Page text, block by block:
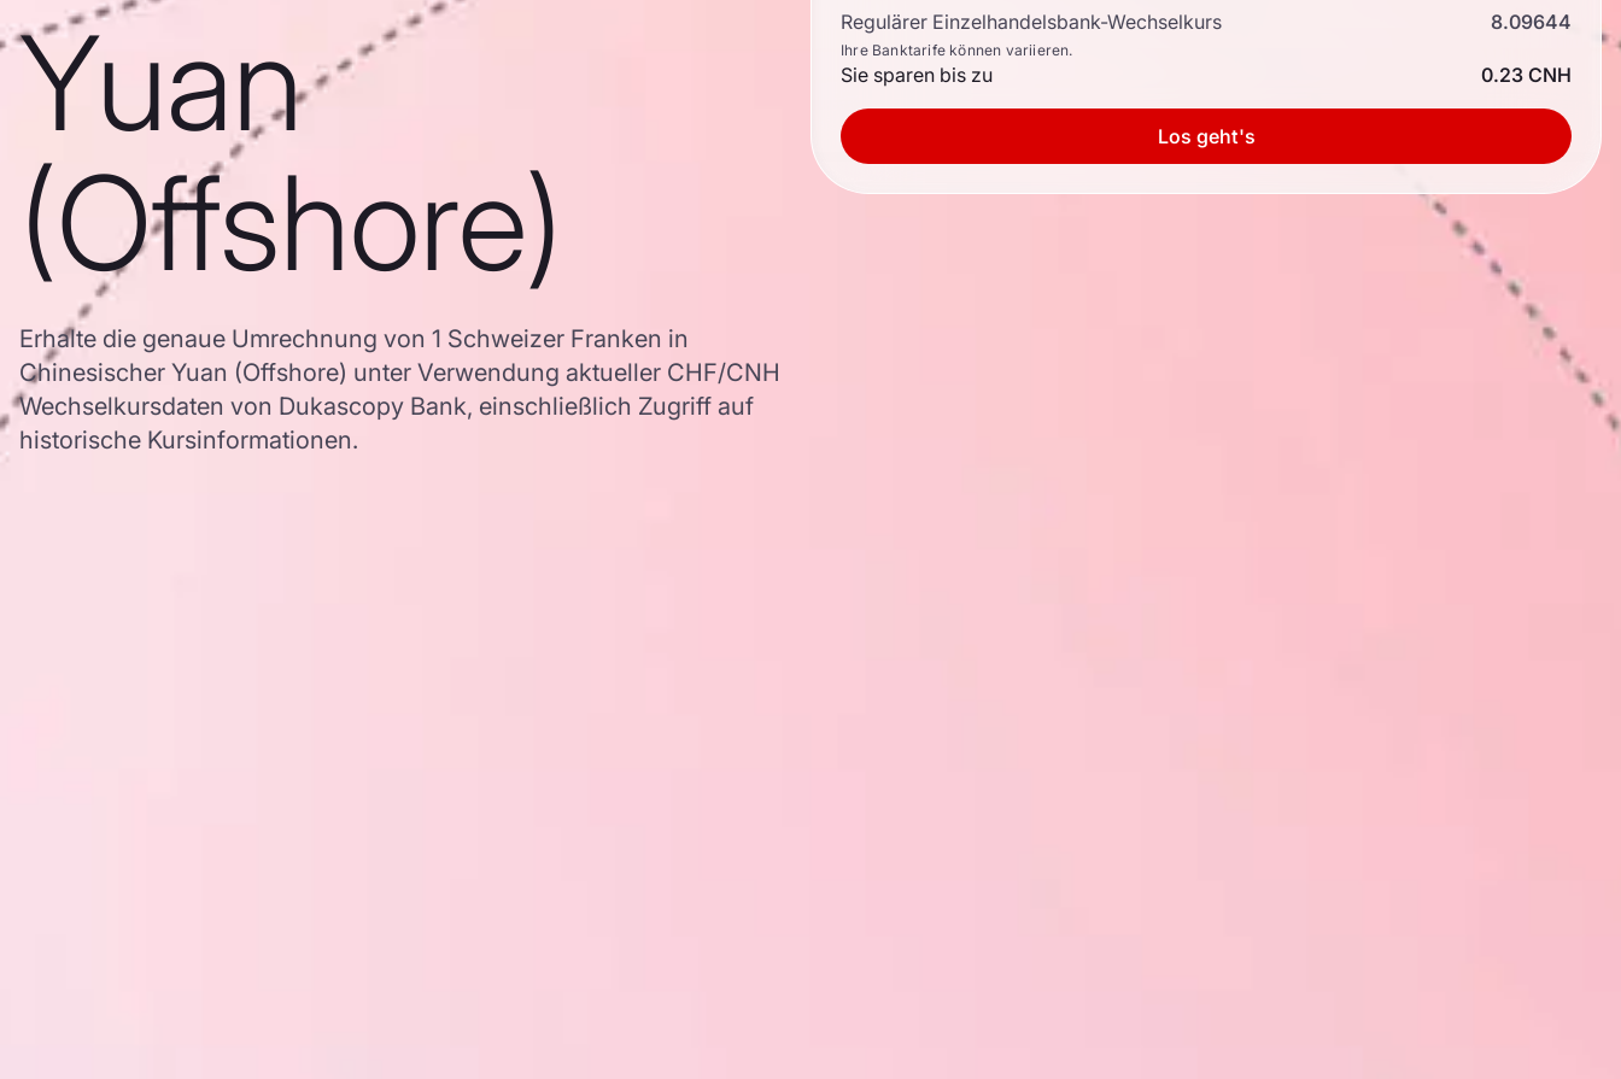
Yuan
(Offshore)
Erhalte die genaue Umrechnung von 1 Schweizer Franken in
Chinesischer Yuan (Offshore) unter Verwendung aktueller CHF/CNH
Wechselkursdaten von Dukascopy Bank, einschließlich Zugriff auf
historische Kursinformationen.
Regulärer Einzelhandelsbank-Wechselkurs
8.09644
Ihre Banktarife können variieren.
Sie sparen bis zu 0.23 CNH
Los geht's